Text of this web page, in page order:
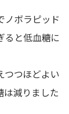
ノボラピッド
ると低血糖に
つつほどよい
は減りました